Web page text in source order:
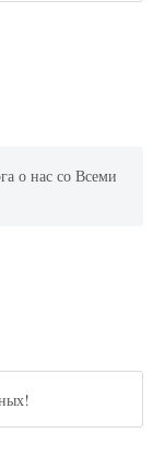
о нас со Всеми